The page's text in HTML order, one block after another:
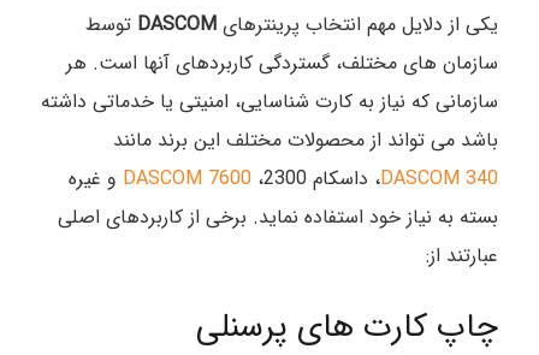
یکی از دلایل مهم انتخاب پرینترهای DASCOM توسط
سازمان های مختلف، گستردگی کاربردهای آنها است. هر
سازمانی که نیاز به کارت شناسایی، امنیتی یا خدماتی داشته
باشد می تواند از محصولات مختلف این برند مانند
DASCOM 340، داسکام 2300، DASCOM 7600 و غیره
بسته به نیاز خود استفاده نماید. برخی از کاربردهای اصلی
عبارتند از:
چاپ کارت های پرسنلی